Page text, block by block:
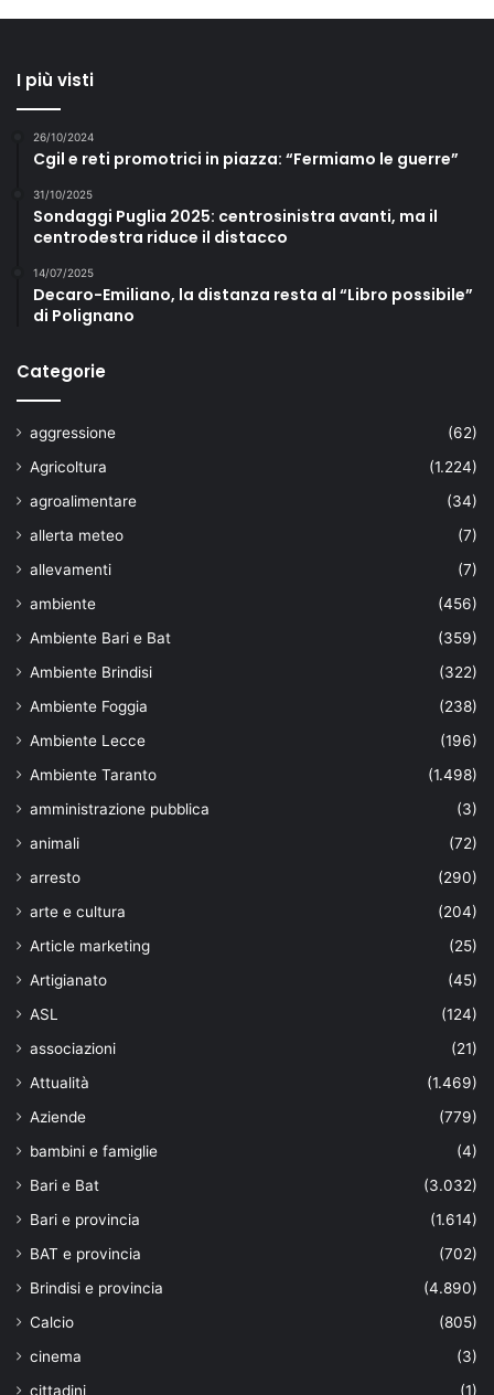
I più visti
26/10/2024
Cgil e reti promotrici in piazza: “Fermiamo le guerre”
31/10/2025
Sondaggi Puglia 2025: centrosinistra avanti, ma il
centrodestra riduce il distacco
14/07/2025
Decaro-Emiliano, la distanza resta al “Libro possibile”
di Polignano
Categorie
aggressione
(62)
Agricoltura
(1.224)
agroalimentare
(34)
allerta meteo
(7)
allevamenti
(7)
ambiente
(456)
Ambiente Bari e Bat
(359)
Ambiente Brindisi
(322)
Ambiente Foggia
(238)
Ambiente Lecce
(196)
Ambiente Taranto
(1.498)
amministrazione pubblica
(3)
animali
(72)
arresto
(290)
arte e cultura
(204)
Article marketing
(25)
Artigianato
(45)
ASL
(124)
associazioni
(21)
Attualità
(1.469)
Aziende
(779)
bambini e famiglie
(4)
Bari e Bat
(3.032)
Bari e provincia
(1.614)
BAT e provincia
(702)
Brindisi e provincia
(4.890)
Calcio
(805)
cinema
(3)
cittadini
(1)